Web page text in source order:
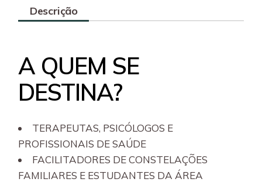
Descrição
A QUEM SE
DESTINA?
TERAPEUTAS, PSICÓLOGOS E
PROFISSIONAIS DE SAÚDE
FACILITADORES DE CONSTELAÇÕES
FAMILIARES E ESTUDANTES DA ÁREA